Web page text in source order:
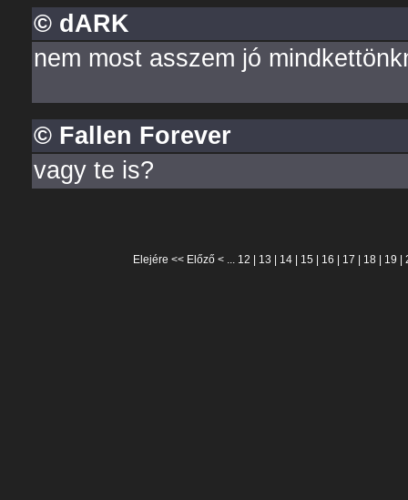
© dARK
nem most asszem jó
© Fallen Forever
vagy te is?
Elejére << Előző< ... 12 13 14| 15 16 17 18| 19